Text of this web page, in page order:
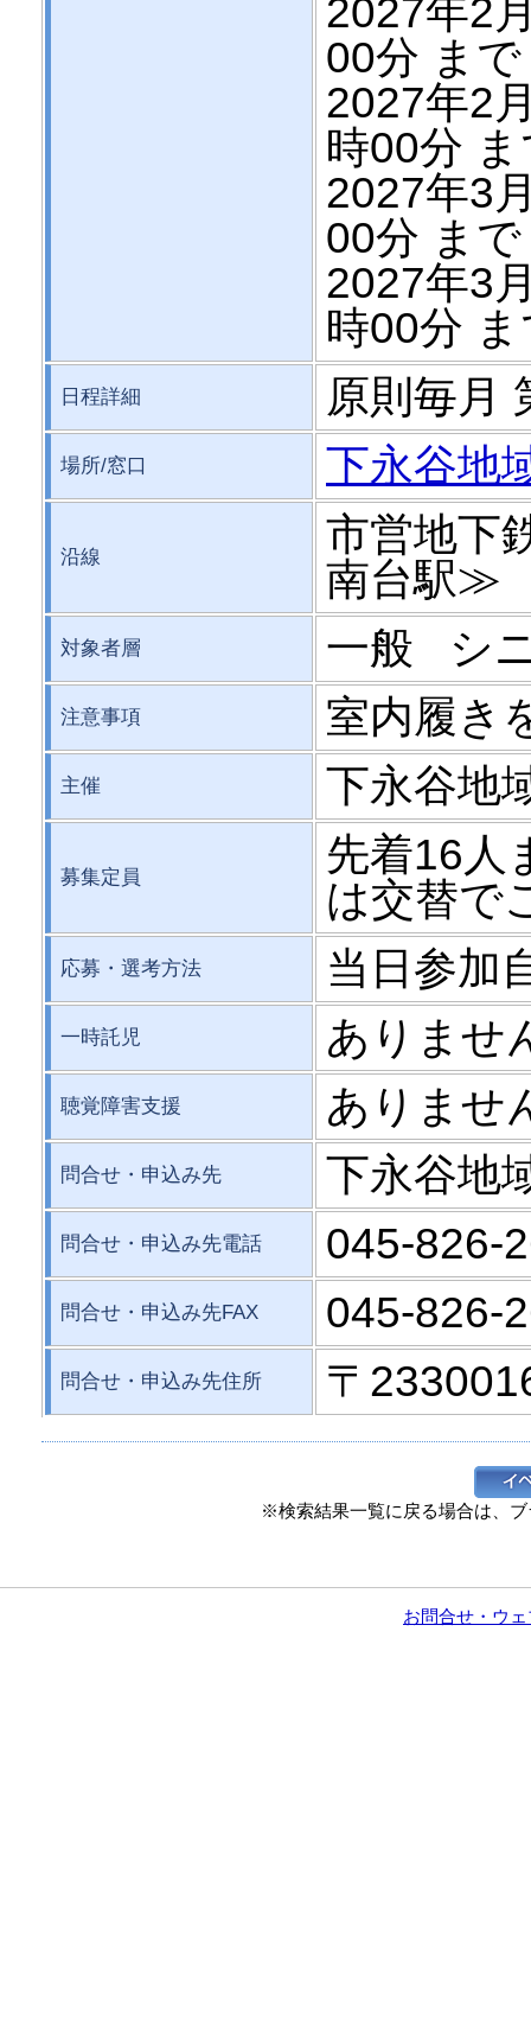
2027年2
00分 まで
2027年2
時00分
2027年3
00分 まで
2027年3
時00分
日程詳細 原則毎月
場所/窓口 下永谷地
沿線
市営地下
南台駅≫
対象者層 一般 シ
注意事項 室内履き
主催 下永谷地
募集定員
先着16人
は交替で
応募・選考方法 当日参加
一時託児 ありませ
聴覚障害支援 ありませ
問合せ・申込み先 下永谷地
問合せ・申込み先電話 045-826-
問合せ・申込み先FAX 045-826-
問合せ・申込み先住所 〒
※検索結果一覧に戻る場合は、
お問合せ・ウ